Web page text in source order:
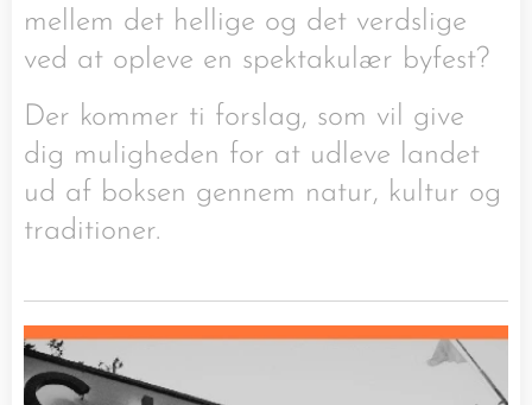
mellem det hellige og det verdslige
ved at opleve en spektakulær byfest?
Der kommer ti forslag, som vil give
dig muligheden for at udleve landet
ud af boksen gennem natur, kultur og
traditioner.